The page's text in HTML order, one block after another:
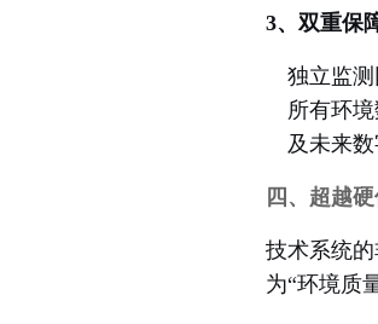
3、双重保
独立监
所有环
及未来
四、超越
技术系统
为“环境质